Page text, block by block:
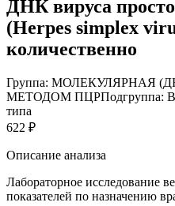
ДНК вируса
(Herpes simplex
количественно
Группа: МОЛЕКУЛЯРНАЯ
МЕТОДОМ ПЦРПодгруппа:
типа
622 ₽
Описание анализа
Лабораторное исследование
показателей по назначению